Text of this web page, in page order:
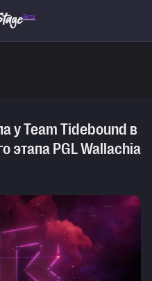
Beta
у Team Tidebound в
этапа PGL Wallachia